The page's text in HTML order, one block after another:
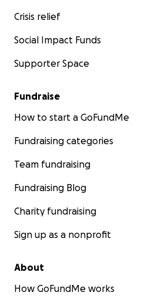
Crisis relief
Social Impact Funds
Supporter Space
Fundraise
How to start a GoFundMe
Fundraising categories
Team fundraising
Fundraising Blog
Charity fundraising
Sign up as a nonprofit
About
How GoFundMe works